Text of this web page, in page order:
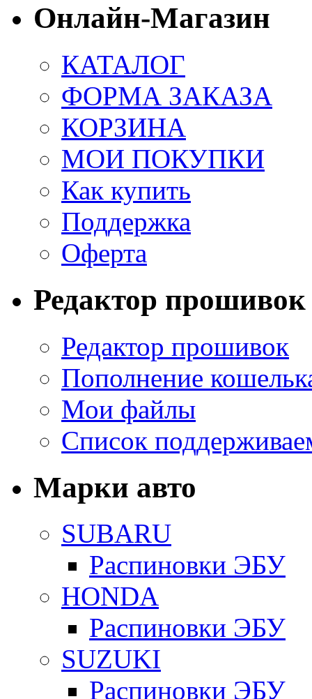
Онлайн-Магазин
КАТАЛОГ
ФОРМА ЗАКАЗА
КОРЗИНА
МОИ ПОКУПКИ
Как купить
Поддержка
Оферта
Редактор прошивок
Редактор прошивок
Пополнение
Мои файлы
Список
Марки авто
SUBARU
Распиновки ЭБУ
HONDA
Распиновки ЭБУ
SUZUKI
Распиновки ЭБУ